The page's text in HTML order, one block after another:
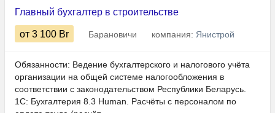
Главный бухгалтер в строительстве
от 3 100 Br Барановичи компания: Янистрой
Обязанности: Ведение бухгалтерского и налогового учёта
организации на общей системе налогообложения в
соответствии с законодательством Республики Беларусь.
1С: Бухгалтерия 8.3 Human.​​​​​ Расчёты с персоналом по